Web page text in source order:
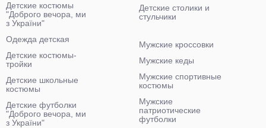
Детские столики и
стульчики
Детские костюмы
"Доброго вечора, ми
з України"
Одежда детская
Детские костюмы-
тройки
Детские школьные
костюмы
Детские футболки
"Доброго вечора, ми
з України"
Мужские кроссовки
Мужские кеды
Мужские спортивные
костюмы
Мужские
патриотические
футболки